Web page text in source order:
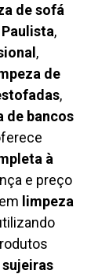
de sofá
,
,
de
,
de bancos
à
e preço
limpeza